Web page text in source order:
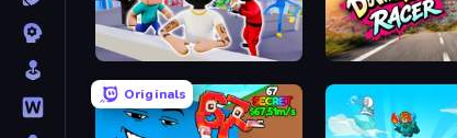
Downhill Racer
Originals